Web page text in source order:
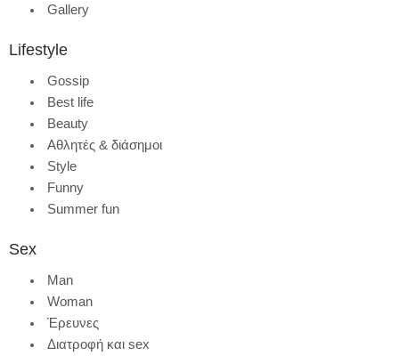
Gallery
Lifestyle
Gossip
Best life
Beauty
Αθλητές & διάσημοι
Style
Funny
Summer fun
Sex
Man
Woman
Έρευνες
Διατροφή και sex